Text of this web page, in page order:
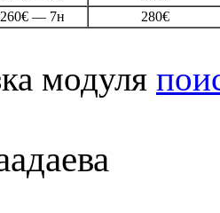
260€ — 7н 280€
модуля